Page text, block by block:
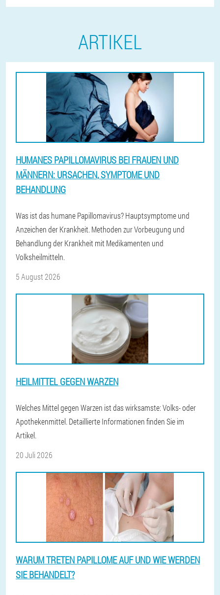
ARTIKEL
HUMANES PAPILLOMAVIRUS BEI FRAUEN UND
MÄNNERN: URSACHEN, SYMPTOME UND
BEHANDLUNG
Was ist das humane Papillomavirus? Hauptsymptome und
Anzeichen der Krankheit. Methoden zur Vorbeugung und
Behandlung der Krankheit mit Medikamenten und
Volksheilmitteln.
5 August 2026
HEILMITTEL GEGEN WARZEN
Welches Mittel gegen Warzen ist das wirksamste: Volks- oder
Apothekenmittel. Detaillierte Informationen finden Sie im
Artikel.
20 Juli 2026
WARUM TRETEN PAPILLOME AUF UND WIE WERDEN
SIE BEHANDELT?